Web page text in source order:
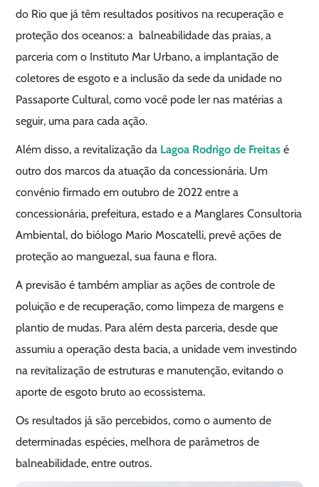
do Rio que já têm resultados positivos na recuperação e
proteção dos oceanos: a balneabilidade das praias, a
parceria com o Instituto Mar Urbano, a implantação de
coletores de esgoto e a inclusão da sede da unidade no
Passaporte Cultural, como você pode ler nas matérias a
seguir, uma para cada ação.
Além disso, a revitalização da Lagoa Rodrigo de Freitas é
outro dos marcos da atuação da concessionária. Um
convênio firmado em outubro de 2022 entre a
concessionária, prefeitura, estado e a Manglares Consultoria
Ambiental, do biólogo Mario Moscatelli, prevê ações de
proteção ao manguezal, sua fauna e flora.
A previsão é também ampliar as ações de controle de
poluição e de recuperação, como limpeza de margens e
plantio de mudas. Para além desta parceria, desde que
assumiu a operação desta bacia, a unidade vem investindo
na revitalização de estruturas e manutenção, evitando o
aporte de esgoto bruto ao ecossistema.
Os resultados já são percebidos, como o aumento de
determinadas espécies, melhora de parâmetros de
balneabilidade, entre outros.